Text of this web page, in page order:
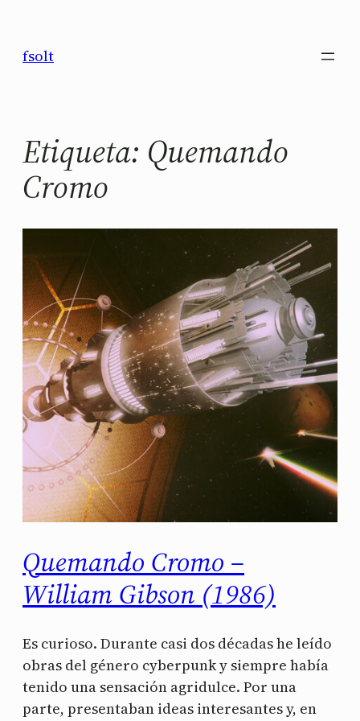
contenido
fsolt
Etiqueta: Quemando
Cromo
Quemando Cromo –
William Gibson (1986)
Es curioso. Durante casi dos décadas he leído
obras del género cyberpunk y siempre había
tenido una sensación agridulce. Por una
parte, presentaban ideas interesantes y, en